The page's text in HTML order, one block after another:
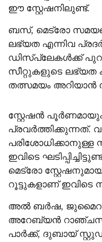
ഈ സ്റ്റേഷനിലുണ്ട്.
ബസ്, മെട്രോ
ലഭ്യത എന്നിവ
ഡിസ്‌പ്ലേകൾക്ക്
സീറ്റുകളുടെ ലഭ്യത
തത്സമയം അറിയാൻ
സ്റ്റേഷൻ
പ്രവർത്തിക്കുന്നത്.
പരിശോധിക്കാനുള്ള
ഇവിടെ
മെട്രോ
റൂട്ടുകളാണ് ഇവിടെ
അൽ ബർഷ, ജുമൈറ
അറേബ്യൻ
പാർക്ക്, ദുബായ്